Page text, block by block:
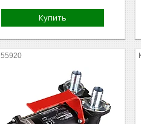
Купить
55920